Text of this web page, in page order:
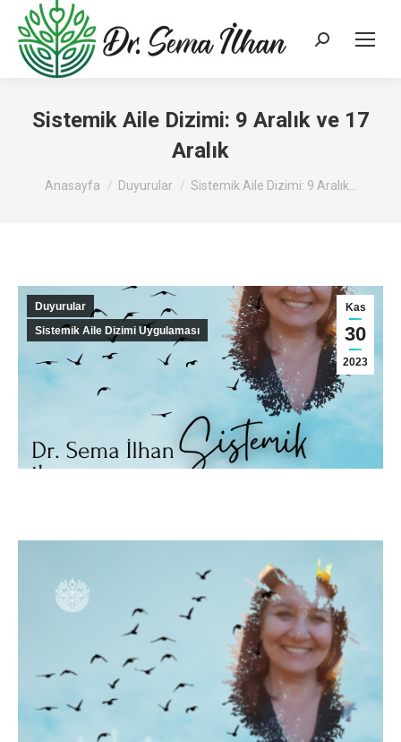
Search:
Sistemik Aile Dizimi: 9 Aralık ve 17
Aralık
You are here:
Anasayfa Duyurular Sistemik Aile Dizimi: 9 Aralık…
Kas
30
2023
Duyurular
Sistemik Aile Dizimi Uygulaması